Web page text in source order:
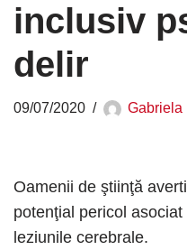
inclusiv
delir
09/07/2020 Gabriela
Oamenii de ştiinţă
potenţial pericol asociat
leziunile cerebrale.